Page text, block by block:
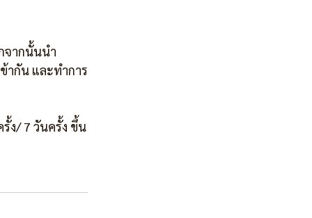
จากนั้นนำ
ากัน และทำการ
ง/ 7 วันครั้ง ขึ้น